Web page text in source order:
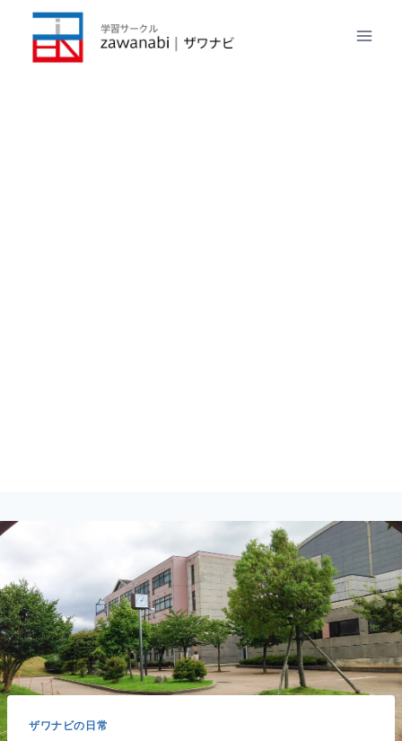
ザワナビの日常